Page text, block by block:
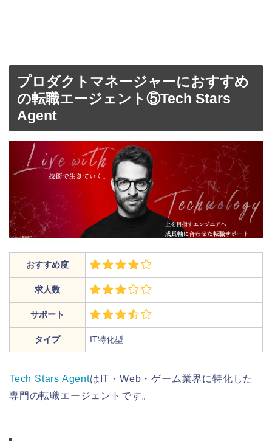
プロダクトマネージャーにおすすめ
の転職エージェント⑤Tech Stars
Agent
おすすめ度
求人数
サポート
タイプ IT特化型
Tech Stars AgentはIT・Web・ゲーム業界に特化した
専門の転職エージェントです。